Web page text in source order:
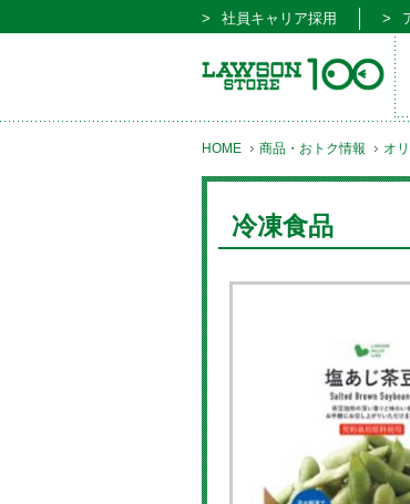
社員キャリア採用
HOME 商品・おトク情報 オ
冷凍食品